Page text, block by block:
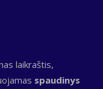
laikraštis,
spaudinys